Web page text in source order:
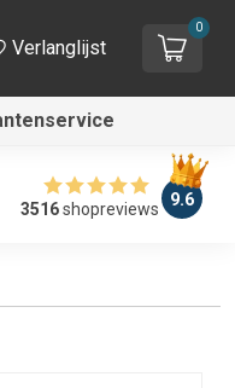
Verlanglijst
0
3516shopreviews 9.6